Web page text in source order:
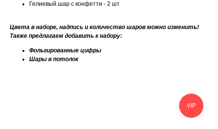
Гелиевый шар с конфетти - 2 шт
Цвета в наборе, надпись и количество шаров можно изменить!
Также предлагаем добавить к набору:
Фольгированные цифры
Шары в потолок
VIP